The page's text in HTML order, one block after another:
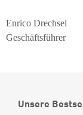
Enrico Drechsel
Geschäftsführer
Unsere